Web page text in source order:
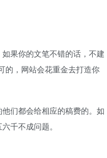
果你的文笔不错的话，不建
的，网站会花重金去打造你
们都会给相应的稿费的。如
千不成问题。